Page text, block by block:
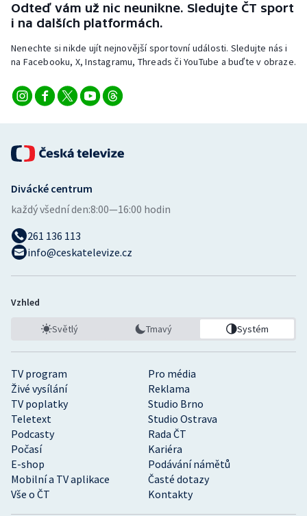
Odteď vám už nic neunikne. Sledujte ČT sport
i na dalších platformách.
Nenechte si nikde ujít nejnovější sportovní události. Sledujte nás i
na Facebooku, X, Instagramu, Threads či YouTube a buďte v obraze.
TV program
Pro média
Živé vysílání
Reklama
TV poplatky
Studio Brno
Teletext
Studio Ostrava
Podcasty
Rada ČT
Počasí
Kariéra
E-shop
Podávání námětů
Mobilní a TV aplikace
Časté dotazy
Vše o ČT
Kontakty
Divácké centrum
každý všední den:8:00—16:00 hodin
261 136 113
info@ceskatelevize.cz
Vzhled
Světlý Tmavý Systém